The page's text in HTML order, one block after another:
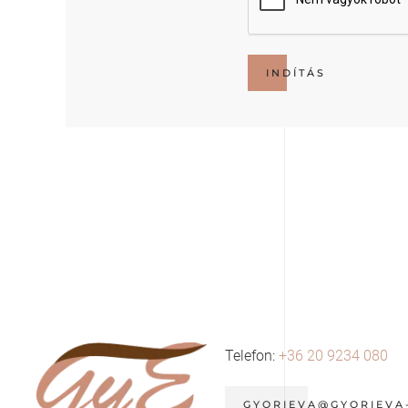
INDÍTÁS
Telefon:+36 20 9234 080